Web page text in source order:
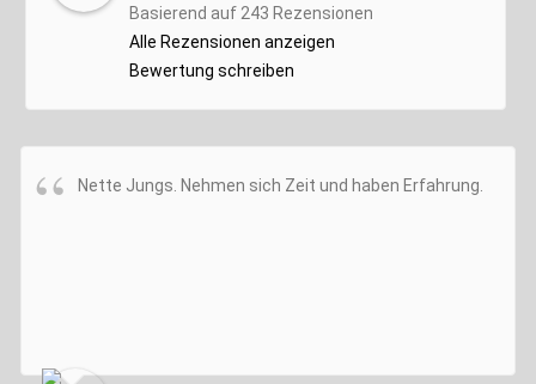
Basierend auf 243 Rezensionen
Alle Rezensionen anzeigen
Bewertung schreiben
Nette Jungs. Nehmen sich Zeit und haben Erfahrung.